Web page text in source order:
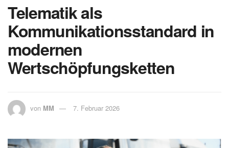
Telematik als
Kommunikationsstandard in
modernen
Wertschöpfungsketten
von MM 7. Februar 2026